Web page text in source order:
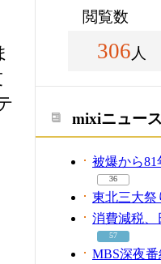
閲覧数
306 人
mixiニュース
被爆から
36
東北三大祭
消費減税、
57
MBS深夜